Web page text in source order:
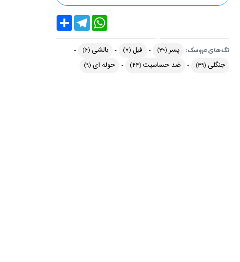
ShareTelegramWhatsApp
تگ های عروسک: پسر(۳۰) فیل (۷) بالشی (۶)
جنگلی (۳۹) ضد حساسیت (۴۴) حوله ای (۹)